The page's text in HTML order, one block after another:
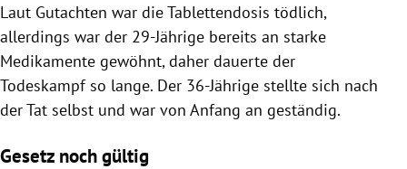
Laut Gutachten war die Tablettendosis tödlich,
allerdings war der 29-Jährige bereits an starke
Medikamente gewöhnt, daher dauerte der
Todeskampf so lange. Der 36-Jährige stellte sich nach
der Tat selbst und war von Anfang an geständig.
Gesetz noch gültig